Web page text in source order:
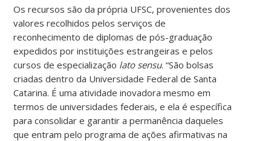
Os recursos são da própria UFSC, provenientes dos
valores recolhidos pelos serviços de
reconhecimento de diplomas de pós-graduação
expedidos por instituições estrangeiras e pelos
cursos de especialização lato sensu. “São bolsas
criadas dentro da Universidade Federal de Santa
Catarina. É uma atividade inovadora mesmo em
termos de universidades federais, e ela é específica
para consolidar e garantir a permanência daqueles
que entram pelo programa de ações afirmativas na